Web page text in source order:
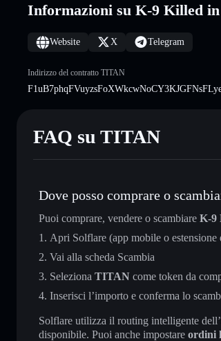
Informazioni su K-9 Killed
Website X Telegram
Indirizzo del contratto TITAN
FAQ su TITAN
Dove posso comprare o
Puoi comprare, vendere o scambiare K-9
Apri Solflare (app mobile o estensione
Vai alla scheda Scambia
Seleziona TITAN come token da
Inserisci l’importo e conferma lo
Solflare utilizza il routing intelligente
disponibile. Puoi anche impostare ordini